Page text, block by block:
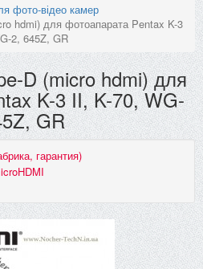
фото-відео камер
hdmi) для фотоапарата Pentax K-3
2, 645Z, GR
D (micro hdmi) для
K-3 II, K-70, WG-
GR
гарантия)